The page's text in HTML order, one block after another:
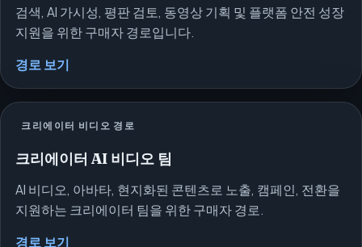
검색, AI 가시성, 평판 검토, 동영상 기획 및 플랫폼 안전 성장
지원을 위한 구매자 경로입니다.
경로 보기
크리에이터 비디오 경로
크리에이터 AI 비디오 팀
AI 비디오, 아바타, 현지화된 콘텐츠로 노출, 캠페인, 전환을
지원하는 크리에이터 팀을 위한 구매자 경로.
경로 보기